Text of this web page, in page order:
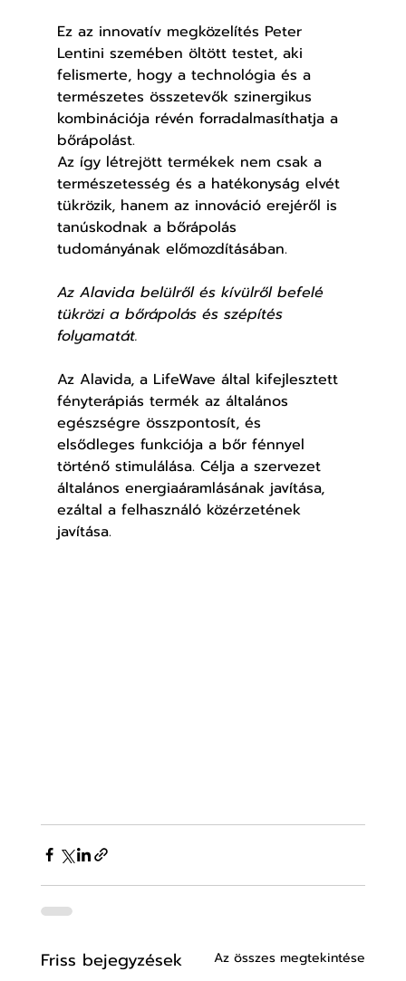
Ez az innovatív megközelítés Peter
Lentini szemében öltött testet, aki
felismerte, hogy a technológia és a
természetes összetevők szinergikus
kombinációja révén forradalmasíthatja a
bőrápolást.
Az így létrejött termékek nem csak a
természetesség és a hatékonyság elvét
tükrözik, hanem az innováció erejéről is
tanúskodnak a bőrápolás
tudományának előmozdításában.
Az Alavida belülről és kívülről befelé
tükrözi a bőrápolás és szépítés
folyamatát.
Az Alavida, a LifeWave által kifejlesztett
fényterápiás termék az általános
egészségre összpontosít, és
elsődleges funkciója a bőr fénnyel
történő stimulálása. Célja a szervezet
általános energiaáramlásának javítása,
ezáltal a felhasználó közérzetének
javítása.
Friss bejegyzések Az összes megtekintése